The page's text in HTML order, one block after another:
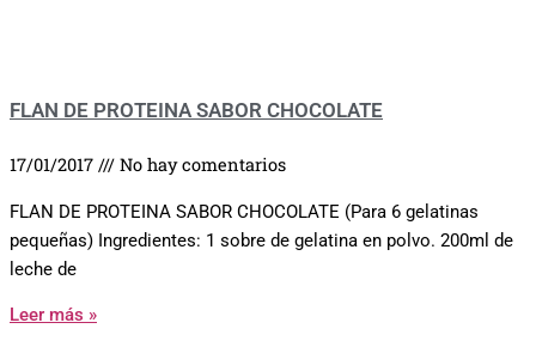
FLAN DE PROTEINA SABOR CHOCOLATE
17/01/2017 No hay comentarios
FLAN DE PROTEINA SABOR CHOCOLATE (Para 6 gelatinas
pequeñas) Ingredientes: 1 sobre de gelatina en polvo. 200ml de
leche de
Leer más »